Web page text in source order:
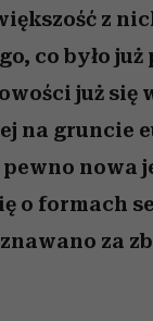
z
co było
już się
na gruncie
nowa
o formach
za